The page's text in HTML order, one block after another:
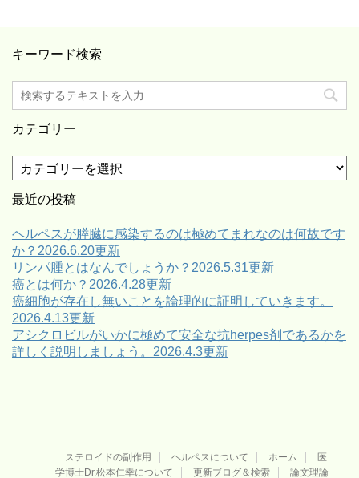
キーワード検索
カテゴリー
テ
ゴ
ー
最近の投稿
ヘルペスが膵臓に感染するのは極めてまれなのは何故です
か？2026.6.20更新
リンパ腫とはなんでしょうか？2026.5.31更新
癌とは何か？2026.4.28更新
癌細胞が存在し無いことを論理的に証明していきます。
2026.4.13更新
アシクロビルがいかに極めて安全な抗herpes剤であるかを
詳しく説明しましょう。2026.4.3更新
ステロイドの副作用 ヘルペスについて ホーム
医
学博士Dr.松本仁幸について
更新ブログ＆検索 論文理論